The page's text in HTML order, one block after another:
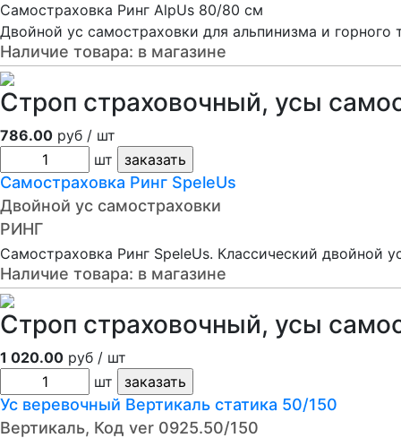
Самостраховка Ринг AlpUs 80/80 см
Двойной ус самостраховки для альпинизма и горного
Наличие товара: в магазине
Строп страховочный, усы
786.00 руб / шт
шт
Самостраховка Ринг SpeleUs
Двойной ус самостраховки
РИНГ
Самостраховка Ринг SpeleUs. Классический двойной
Наличие товара: в магазине
Строп страховочный, усы
1 020.00 руб / шт
шт
Ус веревочный Вертикаль статика 50/150
Вертикаль, Код ver 0925.50/150